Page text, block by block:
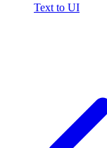
Text to UI